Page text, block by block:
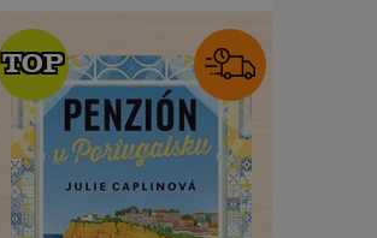
TOP
TOP